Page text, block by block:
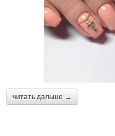
читать дальше →